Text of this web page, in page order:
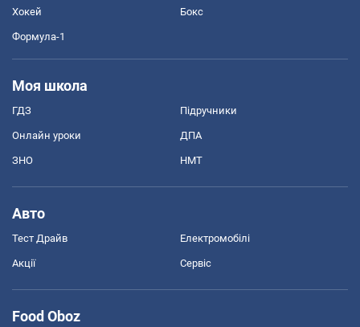
Хокей Бокс
Формула-1
Моя школа
ГДЗ Підручники
Онлайн уроки ДПА
ЗНО НМТ
Авто
Тест Драйв Електромобілі
Акції Сервіс
Food Oboz